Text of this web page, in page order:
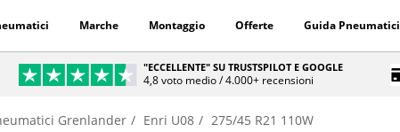
Marche Montaggio Offerte Guida Pneumatici
"ECCELLENTE" SU TRUSTSPILOT E GOOGLE
4,8 voto medio / 4.000+ recensioni
Grenlander Enri U08
275/45 R21 110W